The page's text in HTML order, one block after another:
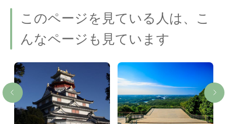
このページを見ている人は、こ
んなページも見ています